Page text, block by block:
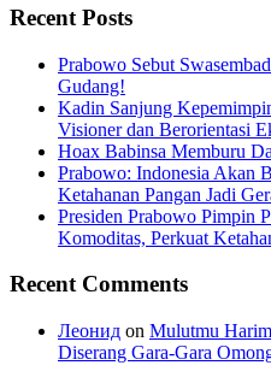
Recent Posts
Prabowo Sebut
Gudang!
Kadin Sanjung
Visioner dan Berorientasi
Hoax Babinsa Memburu
Prabowo: Indonesia Akan
Ketahanan Pangan Jadi
Presiden Prabowo Pimpin
Komoditas, Perkuat
Recent Comments
Леонид on Mulutmu
Diserang Gara-Gara